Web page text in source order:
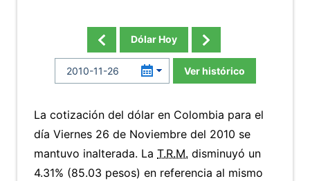
Dólar Hoy
Ver histórico
La cotización del dólar en Colombia para el
día Viernes 26 de Noviembre del 2010 se
mantuvo inalterada. La T.R.M. disminuyó un
4.31% (85.03 pesos) en referencia al mismo